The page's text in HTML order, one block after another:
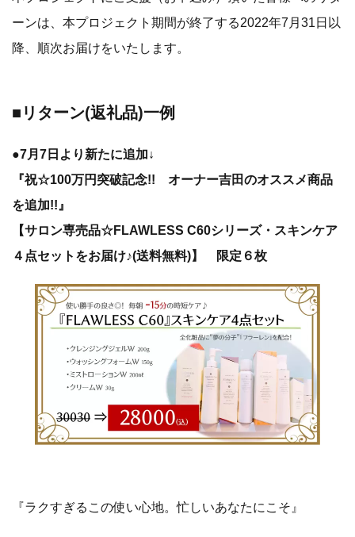
ーンは、本プロジェクト期間が終了する2022年7月31日以
降、順次お届けをいたします。
■リターン(返礼品)一例
●7月7日より新たに追加↓
『祝☆100万円突破記念!! オーナー吉田のオススメ商品
を追加!!』
【サロン専売品☆FLAWLESS C60シリーズ・スキンケア
４点セットをお届け♪(送料無料)】 限定６枚
『ラクすぎるこの使い心地。忙しいあなたにこそ』